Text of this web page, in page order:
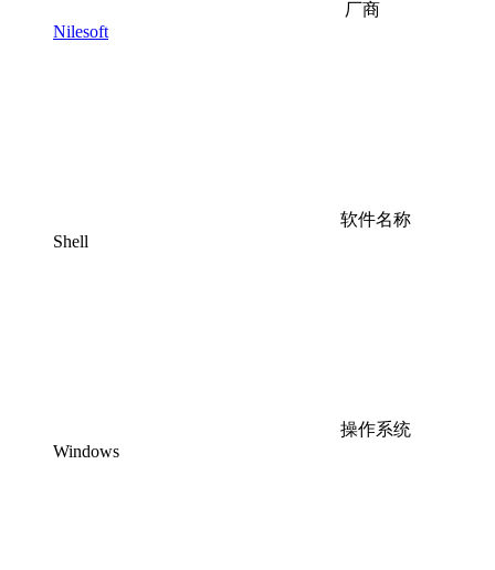
厂商
Nilesoft
软件名称
Shell
操作系统
Windows